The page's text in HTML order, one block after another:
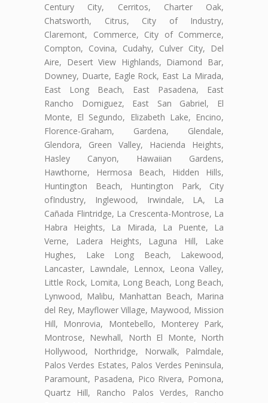
Century City, Cerritos, Charter Oak,
Chatsworth, Citrus, City of Industry,
Claremont, Commerce, City of Commerce,
Compton, Covina, Cudahy, Culver City, Del
Aire, Desert View Highlands, Diamond Bar,
Downey, Duarte, Eagle Rock, East La Mirada,
East Long Beach, East Pasadena, East
Rancho Domiguez, East San Gabriel, El
Monte, El Segundo, Elizabeth Lake, Encino,
Florence-Graham, Gardena, Glendale,
Glendora, Green Valley, Hacienda Heights,
Hasley Canyon, Hawaiian Gardens,
Hawthorne, Hermosa Beach, Hidden Hills,
Huntington Beach, Huntington Park, City
ofIndustry, Inglewood, Irwindale, LA, La
Cañada Flintridge, La Crescenta-Montrose, La
Habra Heights, La Mirada, La Puente, La
Verne, Ladera Heights, Laguna Hill, Lake
Hughes, Lake Long Beach, Lakewood,
Lancaster, Lawndale, Lennox, Leona Valley,
Little Rock, Lomita, Long Beach, Long Beach,
Lynwood, Malibu, Manhattan Beach, Marina
del Rey, Mayflower Village, Maywood, Mission
Hill, Monrovia, Montebello, Monterey Park,
Montrose, Newhall, North El Monte, North
Hollywood, Northridge, Norwalk, Palmdale,
Palos Verdes Estates, Palos Verdes Peninsula,
Paramount, Pasadena, Pico Rivera, Pomona,
Quartz Hill, Rancho Palos Verdes, Rancho